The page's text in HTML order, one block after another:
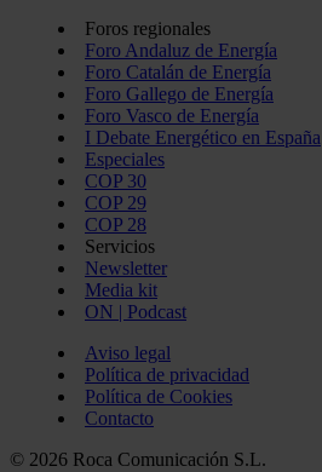
Foros regionales
Foro Andaluz de Energía
Foro Catalán de Energía
Foro Gallego de Energía
Foro Vasco de Energía
I Debate Energético en España
Especiales
COP 30
COP 29
COP 28
Servicios
Newsletter
Media kit
ON | Podcast
Aviso legal
Política de privacidad
Política de Cookies
Contacto
© 2026 Roca Comunicación S.L.